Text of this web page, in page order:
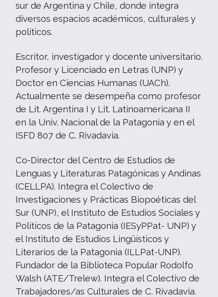
sur de Argentina y Chile, donde integra
diversos espacios académicos, culturales y
políticos.
Escritor, investigador y docente universitario.
Profesor y Licenciado en Letras (UNP) y
Doctor en Ciencias Humanas (UACh).
Actualmente se desempeña como profesor
de Lit. Argentina I y Lit. Latinoamericana II
en la Univ. Nacional de la Patagonia y en el
ISFD 807 de C. Rivadavia.
Co-Director del Centro de Estudios de
Lenguas y Literaturas Patagónicas y Andinas
(CELLPA). Integra el Colectivo de
Investigaciones y Prácticas Biopoéticas del
Sur (UNP), el Instituto de Estudios Sociales y
Políticos de la Patagonia (IESyPPat- UNP) y
el Instituto de Estudios Lingüísticos y
Literarios de la Patagonia (ILLPat-UNP).
Fundador de la Biblioteca Popular Rodolfo
Walsh (ATE/Trelew). Integra el Colectivo de
Trabajadores/as Culturales de C. Rivadavia.